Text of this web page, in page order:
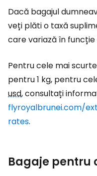
Dacă bagajul
veți plăti o taxă
care variază în funcție
Pentru cele mai
pentru 1 kg, pentru
usd, consultați
flyroyalbrunei.com/
rates.
Bagaje pentru